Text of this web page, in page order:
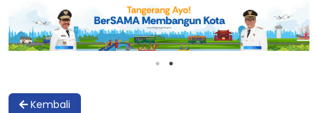
ke-
26
WHTR
Kembali